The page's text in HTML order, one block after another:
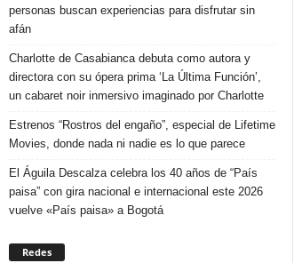
personas buscan experiencias para disfrutar sin
afán
Charlotte de Casabianca debuta como autora y
directora con su ópera prima ‘La Última Función’,
un cabaret noir inmersivo imaginado por Charlotte
Estrenos “Rostros del engaño”, especial de Lifetime
Movies, donde nada ni nadie es lo que parece
El Águila Descalza celebra los 40 años de “País
paisa” con gira nacional e internacional este 2026
vuelve «País paisa» a Bogotá
Redes